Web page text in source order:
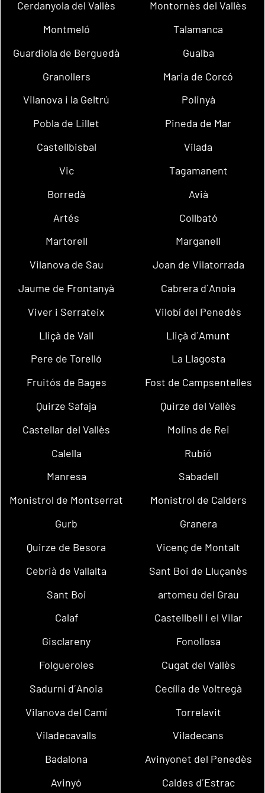
Cerdanyola del Vallès
Montornès del Vallès
Montmeló
Talamanca
Guardiola de Berguedà
Gualba
Granollers
Maria de Corcó
Vilanova i la Geltrú
Polinyà
Pobla de Lillet
Pineda de Mar
Castellbisbal
Vilada
Vic
Tagamanent
Borredà
Avià
Artés
Collbató
Martorell
Marganell
Vilanova de Sau
Joan de Vilatorrada
Jaume de Frontanyà
Cabrera d´Anoia
Viver i Serrateix
Vilobí del Penedès
Lliçà de Vall
Lliçà d´Amunt
Pere de Torelló
La Llagosta
Fruitós de Bages
Fost de Campsentelles
Quirze Safaja
Quirze del Vallès
Castellar del Vallès
Molins de Rei
Calella
Rubió
Manresa
Sabadell
Monistrol de Montserrat
Monistrol de Calders
Gurb
Granera
Quirze de Besora
Vicenç de Montalt
Cebrià de Vallalta
Sant Boi de Lluçanès
Sant Boi
artomeu del Grau
Calaf
Castellbell i el Vilar
Gisclareny
Fonollosa
Folgueroles
Cugat del Vallès
Sadurní d´Anoia
Cecília de Voltregà
Vilanova del Camí
Torrelavit
Viladecavalls
Viladecans
Badalona
Avinyonet del Penedès
Avinyó
Caldes d´Estrac